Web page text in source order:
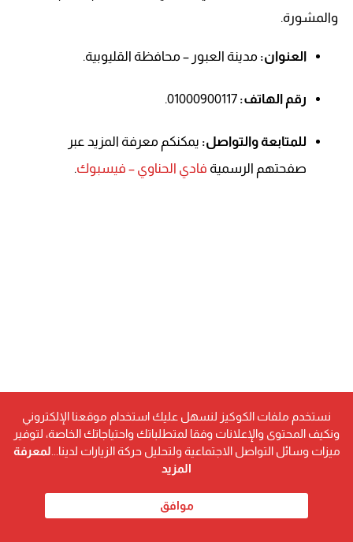
والمشورة.
العنوان: مدينة العبور – محافظة القليوبية.
رقم الهاتف: .
للمتابعة والتواصل: يمكنكم معرفة المزيد عبر
صفحتهم الرسمية فادي الحناوي – فيسبوك.
نستخدم ملفات الكوكيز لنسهل عليك استخدام موقعنا الإلكتروني
ونكيف المحتوى والإعلانات وفقا لمتطلباتك واحتياجاتك الخاصة، لتوفير
ميزات وسائل التواصل الاجتماعية ولتحليل حركة الزيارات لدينا... لمعرفة
المزيد
موافق